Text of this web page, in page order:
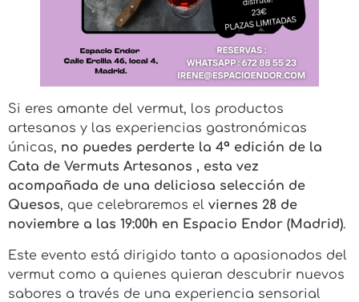
Si eres amante del vermut, los productos
artesanos y las experiencias gastronómicas
únicas, no puedes perderte la 4ª edición de la
Cata de Vermuts Artesanos , esta vez
acompañada de una deliciosa selección de
Quesos, que celebraremos el viernes 28 de
noviembre a las 19:00h en Espacio Endor (Madrid).
Este evento está dirigido tanto a apasionados del
vermut como a quienes quieran descubrir nuevos
sabores a través de una experiencia sensorial